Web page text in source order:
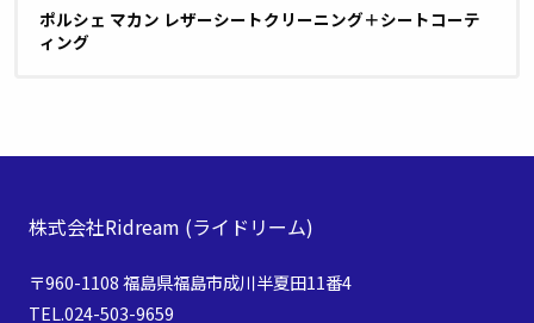
ポルシェ マカン レザーシートクリーニング＋シートコーテ
ィング
株式会社Ridream (ライドリーム)
〒960-1108 福島県福島市成川半夏田11番4
TEL.024-503-9659